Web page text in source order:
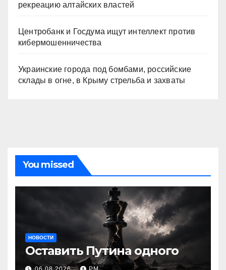
рекреацию алтайских властей
Центробанк и Госдума ищут интеллект против
кибермошенничества
Украинские города под бомбами, российские
склады в огне, в Крыму стрельба и захваты
You missed
НОВОСТИ
Оставить Путина одного